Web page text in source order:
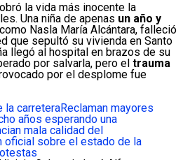
la vida más inocente la
Una niña de apenas un año y
Nasla María Alcántara, falleció
que sepultó su vivienda en Santo
llegó al hospital en brazos de su
por salvarla, pero el trauma
por el desplome fue
la carreteraReclaman mayores
años esperando una
mala calidad del
oficial sobre el estado de la